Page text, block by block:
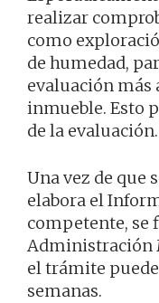
realizar
como
de humedad,
evaluación más
inmueble. Esto
de la evaluación.
Una vez de que
elabora el
competente, se
Administración
el trámite
semanas.